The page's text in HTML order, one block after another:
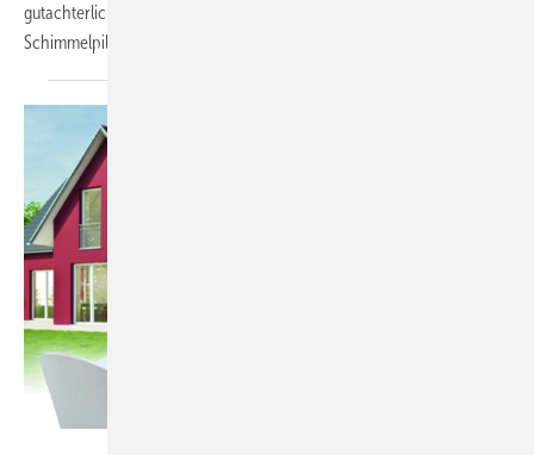
gutachterlichen Untersuchung von Tauwasserbildung und
Schimmelpilzgefahr...